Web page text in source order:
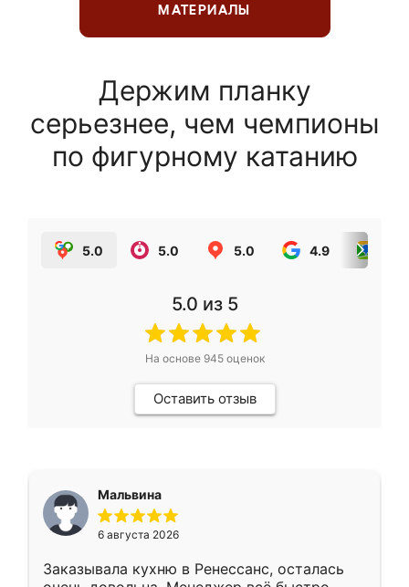
МАТЕРИАЛЫ
Держим планку
серьезнее, чем чемпионы
по фигурному катанию
5.0 5.0 5.0 4.9
5.0 из 5
На основе 945оценок
Оставить отзыв
Мальвина
6 августа 2026
Заказывала кухню в Ренессанс, осталась